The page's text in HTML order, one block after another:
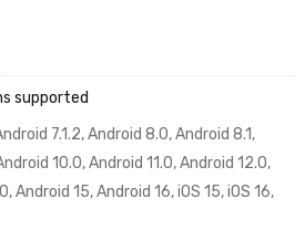
supported
7.1.2, Android 8.0, Android 8.1,
10.0, Android 11.0, Android 12.0,
Android 15, Android 16, iOS 15, iOS 16,